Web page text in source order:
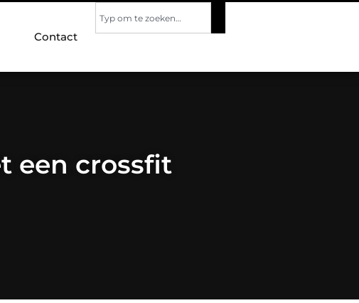
Contact
een crossfit